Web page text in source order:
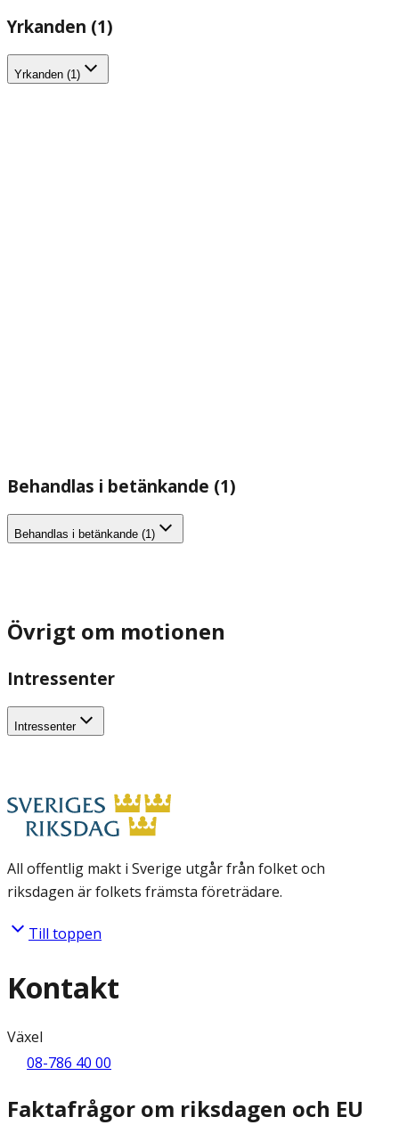
Yrkanden (1)
Yrkanden (1)
Behandlas i betänkande (1)
Behandlas i betänkande (1)
Övrigt om motionen
Intressenter
Intressenter
All offentlig makt i Sverige utgår från folket och
riksdagen är folkets främsta företrädare.
Till toppen
Kontakt
Växel
08-786 40 00
Faktafrågor om riksdagen och EU